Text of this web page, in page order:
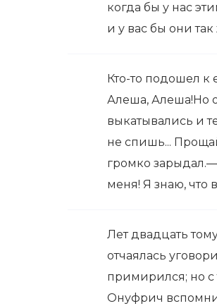
когда бы у нас
и у вас бы они
Кто-то подошел к
Алеша, Алеша!Но
выкатывались и
не спишь...
громко
меня! Я знаю, что
Лет двадцать
отчаялась
примирился; но с
Онуфрич